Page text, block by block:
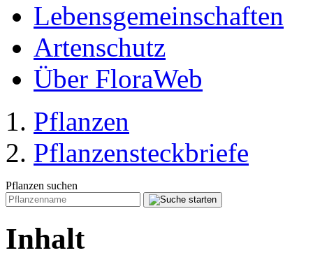
Lebensgemeinschaften
Artenschutz
Über FloraWeb
Pflanzen
Pflanzensteckbriefe
Pflanzen suchen
Inhalt